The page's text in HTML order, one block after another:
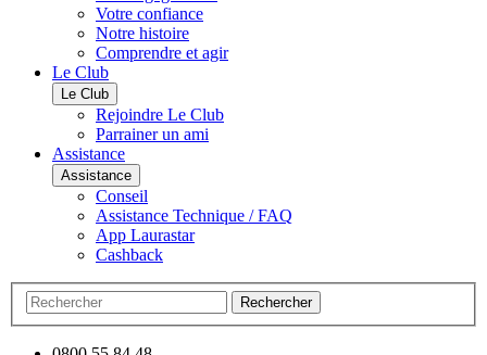
Votre confiance
Notre histoire
Comprendre et agir
Le Club
Le Club
Rejoindre Le Club
Parrainer un ami
Assistance
Assistance
Conseil
Assistance Technique / FAQ
App Laurastar
Cashback
Rechercher